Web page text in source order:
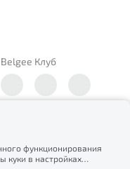
Belgee Клуб
функционирования
куки в настройках